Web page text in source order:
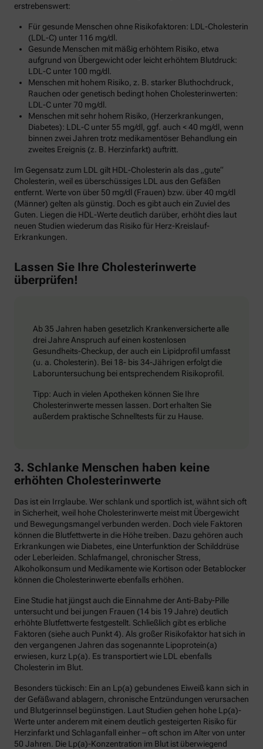
erstrebenswert:
Für gesunde Menschen ohne Risikofaktoren: LDL-Cholesterin
(LDL-C) unter 116 mg/dl.
Gesunde Menschen mit mäßig erhöhtem Risiko, etwa
aufgrund von Übergewicht oder leicht erhöhtem Blutdruck:
LDL-C unter 100 mg/dl.
Menschen mit hohem Risiko, z. B. starker Bluthochdruck,
Rauchen oder genetisch bedingt hohen Cholesterinwerten:
LDL-C unter 70 mg/dl.
Menschen mit sehr hohem Risiko, (Herzerkrankungen,
Diabetes): LDL-C unter 55 mg/dl, ggf. auch < 40 mg/dl, wenn
binnen zwei Jahren trotz medikamentöser Behandlung ein
zweites Ereignis (z. B. Herzinfarkt) auftritt.
Im Gegensatz zum LDL gilt HDL-Cholesterin als das „gute“
Cholesterin, weil es überschüssiges LDL aus den Gefäßen
entfernt. Werte von über 50 mg/dl (Frauen) bzw. über 40 mg/dl
(Männer) gelten als günstig. Doch es gibt auch ein Zuviel des
Guten. Liegen die HDL-Werte deutlich darüber, erhöht dies laut
neuen Studien wiederum das Risiko für Herz-Kreislauf-
Erkrankungen.
Lassen Sie Ihre Cholesterinwerte
überprüfen!
Ab 35 Jahren haben gesetzlich Krankenversicherte alle
drei Jahre Anspruch auf einen kostenlosen
Gesundheits-Checkup, der auch ein Lipidprofil umfasst
(u. a. Cholesterin). Bei 18- bis 34-Jährigen erfolgt die
Laboruntersuchung bei entsprechendem Risikoprofil.
Tipp: Auch in vielen Apotheken können Sie Ihre
Cholesterinwerte messen lassen. Dort erhalten Sie
außerdem praktische Schnelltests für zu Hause.
3. Schlanke Menschen haben keine
erhöhten Cholesterinwerte
Das ist ein Irrglaube. Wer schlank und sportlich ist, wähnt sich oft
in Sicherheit, weil hohe Cholesterinwerte meist mit Übergewicht
und Bewegungsmangel verbunden werden. Doch viele Faktoren
können die Blutfettwerte in die Höhe treiben. Dazu gehören auch
Erkrankungen wie Diabetes, eine Unterfunktion der Schilddrüse
oder Leberleiden. Schlafmangel, chronischer Stress,
Alkoholkonsum und Medikamente wie Kortison oder Betablocker
können die Cholesterinwerte ebenfalls erhöhen.
Eine Studie hat jüngst auch die Einnahme der Anti-Baby-Pille
untersucht und bei jungen Frauen (14 bis 19 Jahre) deutlich
erhöhte Blutfettwerte festgestellt. Schließlich gibt es erbliche
Faktoren (siehe auch Punkt 4). Als großer Risikofaktor hat sich in
den vergangenen Jahren das sogenannte Lipoprotein(a)
erwiesen, kurz Lp(a). Es transportiert wie LDL ebenfalls
Cholesterin im Blut.
Besonders tückisch: Ein an Lp(a) gebundenes Eiweiß kann sich in
der Gefäßwand ablagern, chronische Entzündungen verursachen
und Blutgerinnsel begünstigen. Laut Studien gehen hohe Lp(a)-
Werte unter anderem mit einem deutlich gesteigerten Risiko für
Herzinfarkt und Schlaganfall einher – oft schon im Alter von unter
50 Jahren. Die Lp(a)-Konzentration im Blut ist überwiegend